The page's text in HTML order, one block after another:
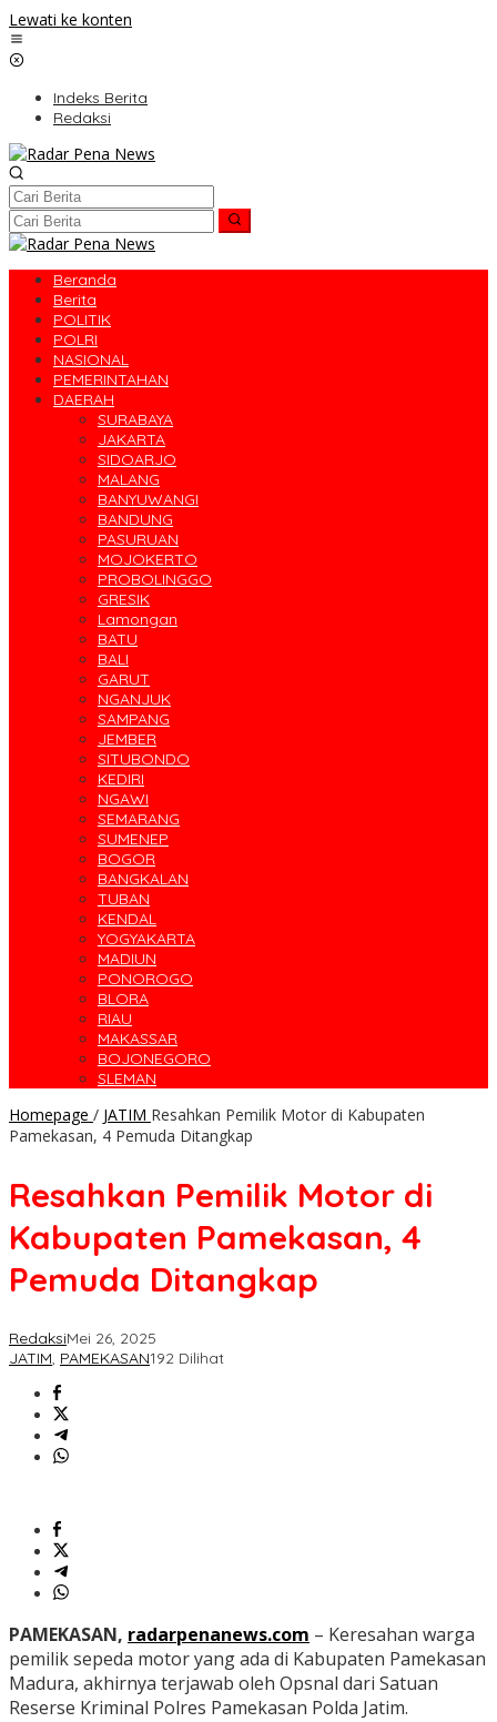
Lewati ke konten
Indeks Berita
Redaksi
Beranda
Berita
POLITIK
POLRI
NASIONAL
PEMERINTAHAN
DAERAH
SURABAYA
JAKARTA
SIDOARJO
MALANG
BANYUWANGI
BANDUNG
PASURUAN
MOJOKERTO
PROBOLINGGO
GRESIK
Lamongan
BATU
BALI
GARUT
NGANJUK
SAMPANG
JEMBER
SITUBONDO
KEDIRI
NGAWI
SEMARANG
SUMENEP
BOGOR
BANGKALAN
TUBAN
KENDAL
YOGYAKARTA
MADIUN
PONOROGO
BLORA
RIAU
MAKASSAR
BOJONEGORO
SLEMAN
Homepage / JATIM Resahkan Pemilik Motor di Kabupaten
Pamekasan, 4 Pemuda Ditangkap
Resahkan Pemilik Motor di
Kabupaten Pamekasan, 4
Pemuda Ditangkap
RedaksiMei 26, 2025
JATIM, PAMEKASAN192 Dilihat
PAMEKASAN, radarpenanews.com – Keresahan warga
pemilik sepeda motor yang ada di Kabupaten Pamekasan
Madura, akhirnya terjawab oleh Opsnal dari Satuan
Reserse Kriminal Polres Pamekasan Polda Jatim.